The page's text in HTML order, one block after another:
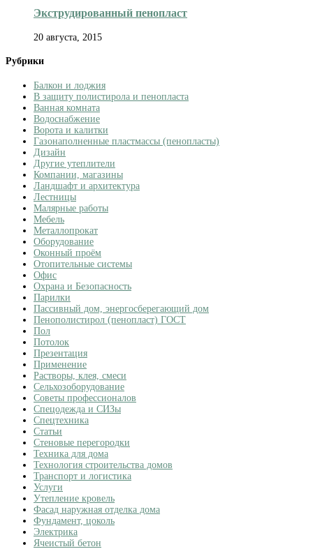
Экструдированный пенопласт
20 августа, 2015
Рубрики
Балкон и лоджия
В защиту полистирола и пенопласта
Ванная комната
Водоснабжение
Ворота и калитки
Газонаполненные пластмассы (пенопласты)
Дизайн
Другие утеплители
Компании, магазины
Ландшафт и архитектура
Лестницы
Малярные работы
Мебель
Металлопрокат
Оборудование
Оконный проём
Отопительные системы
Офис
Охрана и Безопасность
Парилки
Пассивный дом, энергосберегающий дом
Пенополистирол (пенопласт) ГОСТ
Пол
Потолок
Презентация
Применение
Растворы, клея, смеси
Сельхозоборудование
Советы профессионалов
Спецодежда и СИЗы
Спецтехника
Статьи
Стеновые перегородки
Техника для дома
Технология строительства домов
Транспорт и логистика
Услуги
Утепление кровель
Фасад наружная отделка дома
Фундамент, цоколь
Электрика
Ячеистый бетон